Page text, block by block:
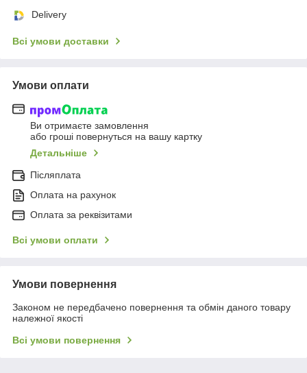
Delivery
Всі умови доставки
Умови оплати
Ви отримаєте замовлення
або гроші повернуться на вашу картку
Детальніше
Післяплата
Оплата на рахунок
Оплата за реквізитами
Всі умови оплати
Умови повернення
Законом не передбачено повернення та обмін даного товару
належної якості
Всі умови повернення